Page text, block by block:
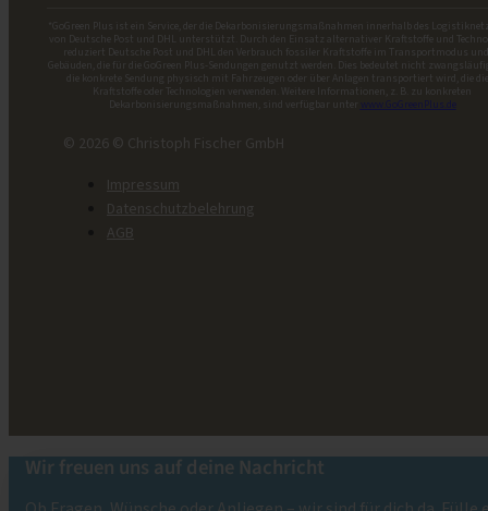
*GoGreen Plus ist ein Service, der die Dekarbonisierungsmaßnahmen innerhalb des
von Deutsche Post und DHL unterstützt. Durch den Einsatz alternativer Kraftstoffe und
reduziert Deutsche Post und DHL den Verbrauch fossiler Kraftstoffe im Transportmodus
Gebäuden, die für die GoGreen Plus-Sendungen genutzt werden. Dies bedeutet nicht
die konkrete Sendung physisch mit Fahrzeugen oder über Anlagen transportiert wird, die
Kraftstoffe oder Technologien verwenden. Weitere Informationen, z. B. zu konkreten
Dekarbonisierungsmaßnahmen, sind verfügbar unter www.GoGreenPlus.de
© 2026 © Christoph Fischer GmbH
Impressum
Datenschutzbelehrung
AGB
Wir freuen uns auf deine Nachricht